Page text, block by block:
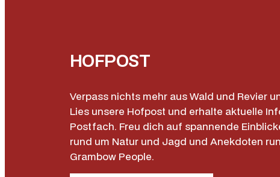
HOFPOST
Verpass nichts mehr aus Wald und Revier
Lies unsere Hofpost und erhalte aktuelle
Postfach. Freu dich auf spannende
rund um Natur und Jagd und Anekdoten
Grambow People.